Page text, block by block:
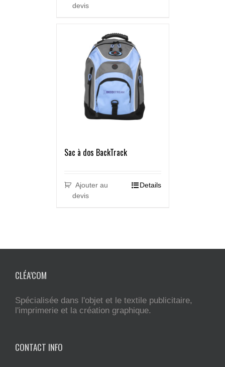
devis
Sac à dos BackTrack
Ajouter au
devis
Details
CLÉA’COM
Spécialisée dans l'objet et le textile publicitaire,
l'imprimerie et la création graphique.
CONTACT INFO